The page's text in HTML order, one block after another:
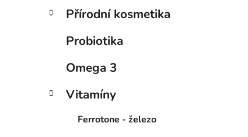
n
n
i
Přírodní kosmetika
Probiotika
Omega 3
Vitamíny
Ferrotone - železo